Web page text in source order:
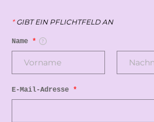
*GIBT EIN PFLICHTFELD AN
Name *
E-Mail-Adresse *